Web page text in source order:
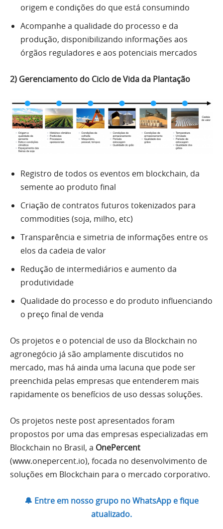
origem e condições do que está consumindo
Acompanhe a qualidade do processo e da
produção, disponibilizando informações aos
órgãos reguladores e aos potenciais mercados
2) Gerenciamento do Ciclo de Vida da Plantação
Registro de todos os eventos em blockchain, da
semente ao produto final
Criação de contratos futuros tokenizados para
commodities (soja, milho, etc)
Transparência e simetria de informações entre os
elos da cadeia de valor
Redução de intermediários e aumento da
produtividade
Qualidade do processo e do produto influenciando
o preço final de venda
Os projetos e o potencial de uso da Blockchain no
agronegócio já são amplamente discutidos no
mercado, mas há ainda uma lacuna que pode ser
preenchida pelas empresas que entenderem mais
rapidamente os benefícios de uso dessas soluções.
Os projetos neste post apresentados foram
propostos por uma das empresas especializadas em
Blockchain no Brasil, a OnePercent
(www.onepercent.io), focada no desenvolvimento de
soluções em Blockchain para o mercado corporativo.
🔔 Entre em nosso grupo no WhatsApp e fique
atualizado.